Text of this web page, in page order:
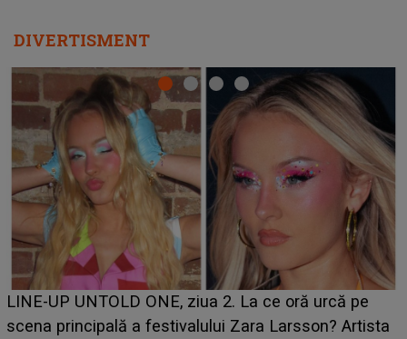
DIVERTISMENT
Ce a dezvăluit noua concurentă din "Casa Iubirii" l-a
luat prin surprindere pe Emanuel. CINE ESTE